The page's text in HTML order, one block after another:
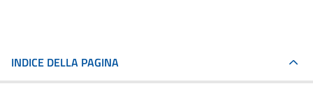
INDICE DELLA PAGINA